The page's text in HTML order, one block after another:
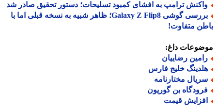
ترامپ به افشای کمبود تسلیحات؛ دستور تحقیق صادر شد
بررسی گوشی Galaxy Z Flip8؛ ظاهر شبیه به نسخه قبلی اما با
متفاوت!
داغ:
رضاییان
خلیج فارس
مختارنامه
بن گوریون
قیمت